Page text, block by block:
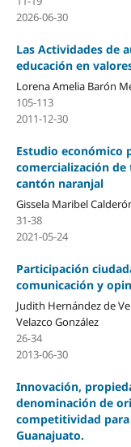
2026-06-30
Las Actividades de
educación en
Lorena Amelia Barón
105-113
2011-12-30
Estudio económico
comercialización
cantón naranjal
Gissela Maribel
31-38
2021-05-24
Participación
comunicación y
Judith Hernández de
Velazco González
26-34
2013-06-30
Innovación,
denominación de
competitividad
Guanajuato.